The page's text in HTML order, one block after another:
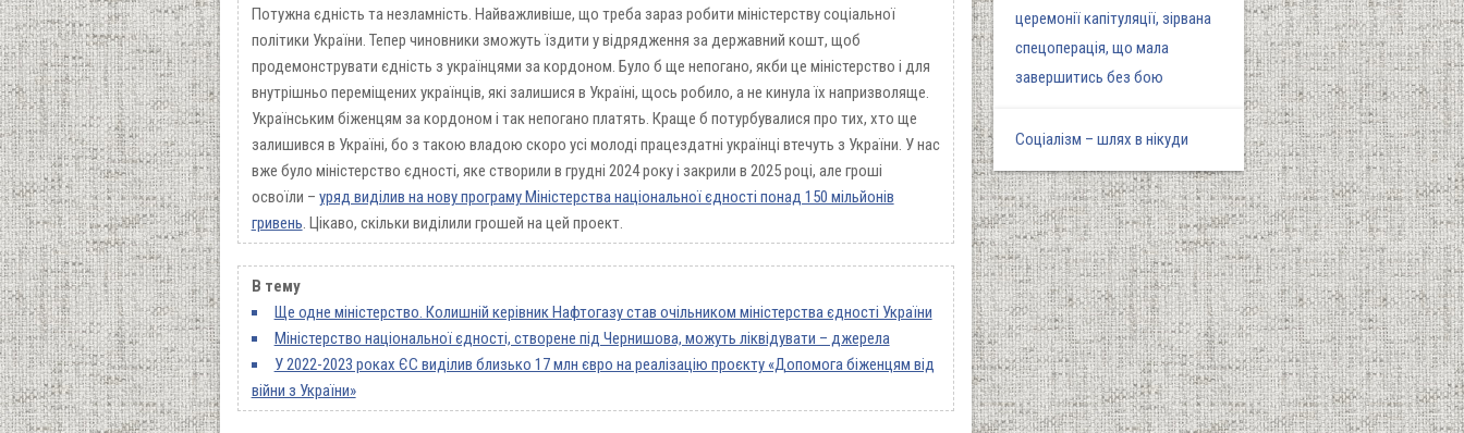
Потужна єдність та незламність. Найважливіше, що треба зараз робити міністерству соціальної
політики України. Тепер чиновники зможуть їздити у відрядження за державний кошт, щоб
продемонструвати єдність з українцями за кордоном. Було б ще непогано, якби це міністерство і для
внутрішньо переміщених українців, які залишися в Україні, щось робило, а не кинула їх напризволяще.
Українським біженцям за кордоном і так непогано платять. Краще б потурбувалися про тих, хто ще
залишився в Україні, бо з такою владою скоро усі молоді працездатні українці втечуть з України. У нас
вже було міністерство єдності, яке створили в грудні 2024 року і закрили в 2025 році, але гроші
освоїли – уряд виділив на нову програму Міністерства національної єдності понад 150 мільйонів
гривень. Цікаво, скільки виділили грошей на цей проект.
В тему
Ще одне міністерство. Колишній керівник Нафтогазу став очільником міністерства єдності України
Міністерство національної єдності, створене під Чернишова, можуть ліквідувати – джерела
У 2022-2023 роках ЄС виділив близько 17 млн євро на реалізацію проєкту «Допомога біженцям від
війни з України»
церемонії капітуляції, зірвана
спецоперація, що мала
завершитись без бою
Соціалізм – шлях в нікуди